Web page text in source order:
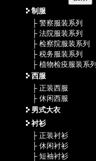
制服
├ 警察服装系列
├ 法院服装系列
├ 检察院服装系列
├ 税务服装系列
├ 植物检疫服装系列
西服
├ 正装西服
├ 休闲西服
男式大衣
衬衫
├ 正装衬衫
├ 休闲衬衫
├ 短袖衬衫